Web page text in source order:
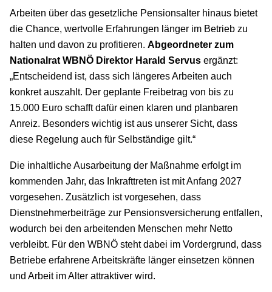
Arbeiten über das gesetzliche Pensionsalter hinaus bietet
die Chance, wertvolle Erfahrungen länger im Betrieb zu
halten und davon zu profitieren. Abgeordneter zum
Nationalrat WBNÖ Direktor Harald Servus ergänzt:
„Entscheidend ist, dass sich längeres Arbeiten auch
konkret auszahlt. Der geplante Freibetrag von bis zu
15.000 Euro schafft dafür einen klaren und planbaren
Anreiz. Besonders wichtig ist aus unserer Sicht, dass
diese Regelung auch für Selbständige gilt.“
Die inhaltliche Ausarbeitung der Maßnahme erfolgt im
kommenden Jahr, das Inkrafttreten ist mit Anfang 2027
vorgesehen. Zusätzlich ist vorgesehen, dass
Dienstnehmerbeiträge zur Pensionsversicherung entfallen,
wodurch bei den arbeitenden Menschen mehr Netto
verbleibt. Für den WBNÖ steht dabei im Vordergrund, dass
Betriebe erfahrene Arbeitskräfte länger einsetzen können
und Arbeit im Alter attraktiver wird.